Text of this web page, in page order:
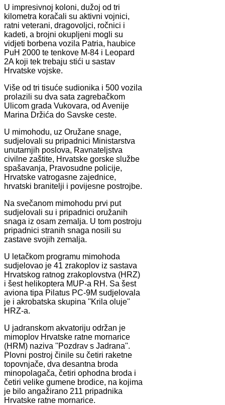
U impresivnoj koloni, dužoj od tri
kilometra koračali su aktivni vojnici,
ratni veterani, dragovoljci, ročnici i
kadeti, a brojni okupljeni mogli su
vidjeti borbena vozila Patria, haubice
PuH 2000 te tenkove M-84 i Leopard
2A koji tek trebaju stići u sastav
Hrvatske vojske.
Više od tri tisuće sudionika i 500 vozila
prolazili su dva sata zagrebačkom
Ulicom grada Vukovara, od Avenije
Marina Držića do Savske ceste.
U mimohodu, uz Oružane snage,
sudjelovali su pripadnici Ministarstva
unutarnjih poslova, Ravnateljstva
civilne zaštite, Hrvatske gorske službe
spašavanja, Pravosudne policije,
Hrvatske vatrogasne zajednice,
hrvatski branitelji i povijesne postrojbe.
Na svečanom mimohodu prvi put
sudjelovali su i pripadnici oružanih
snaga iz osam zemalja. U tom postroju
pripadnici stranih snaga nosili su
zastave svojih zemalja.
U letačkom programu mimohoda
sudjelovao je 41 zrakoplov iz sastava
Hrvatskog ratnog zrakoplovstva (HRZ)
i šest helikoptera MUP-a RH. Sa šest
aviona tipa Pilatus PC-9M sudjelovala
je i akrobatska skupina ''Krila oluje''
HRZ-a.
U jadranskom akvatoriju održan je
mimoplov Hrvatske ratne mornarice
(HRM) naziva ''Pozdrav s Jadrana''.
Plovni postroj činile su četiri raketne
topovnjače, dva desantna broda
minopolagača, četiri ophodna broda i
četiri velike gumene brodice, na kojima
je bilo angažirano 211 pripadnika
Hrvatske ratne mornarice.